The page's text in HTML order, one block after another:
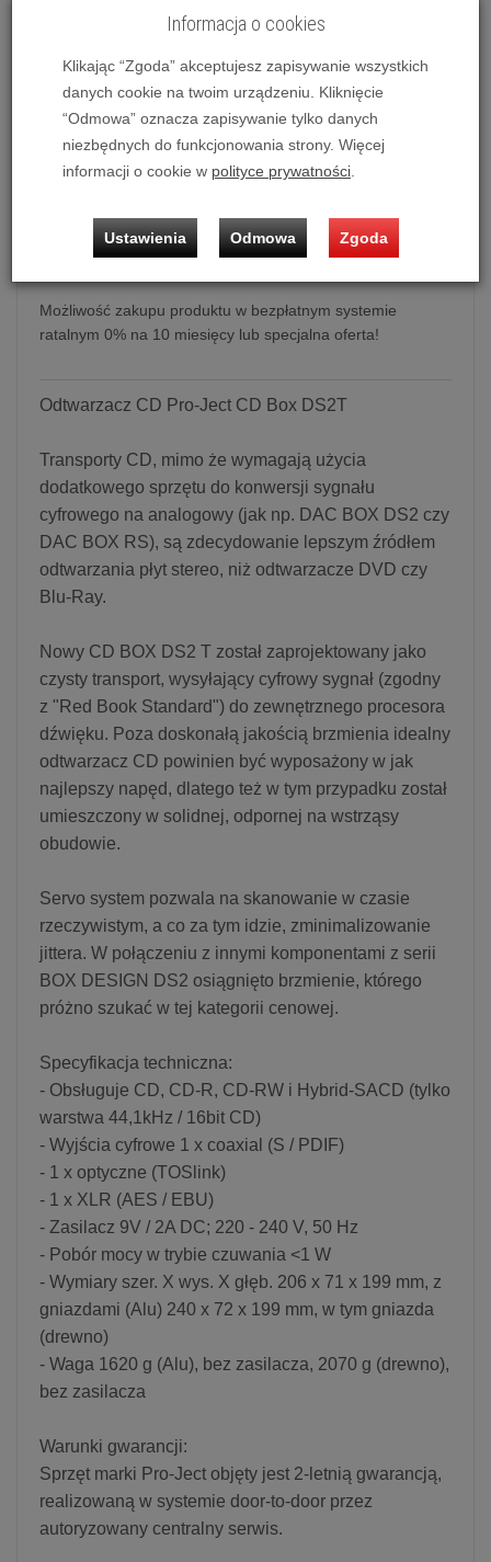
2 990,00 zł/ szt.
dodaj do koszyka
Odtwarzacz CD Pro-Ject CD Box DS2T (srebrny)
Możliwość zakupu produktu w bezpłatnym systemie
ratalnym 0% na 10 miesięcy lub specjalna oferta!
Odtwarzacz CD Pro-Ject CD Box DS2T
Transporty CD, mimo że wymagają użycia
dodatkowego sprzętu do konwersji sygnału
cyfrowego na analogowy (jak np. DAC BOX DS2 czy
DAC BOX RS), są zdecydowanie lepszym źródłem
odtwarzania płyt stereo, niż odtwarzacze DVD czy
Blu-Ray.
Nowy CD BOX DS2 T został zaprojektowany jako
czysty transport, wysyłający cyfrowy sygnał (zgodny
z "Red Book Standard") do zewnętrznego procesora
dźwięku. Poza doskonałą jakością brzmienia idealny
odtwarzacz CD powinien być wyposażony w jak
najlepszy napęd, dlatego też w tym przypadku został
umieszczony w solidnej, odpornej na wstrząsy
obudowie.
Servo system pozwala na skanowanie w czasie
rzeczywistym, a co za tym idzie, zminimalizowanie
jittera. W połączeniu z innymi komponentami z serii
BOX DESIGN DS2 osiągnięto brzmienie, którego
próżno szukać w tej kategorii cenowej.
Specyfikacja techniczna:
- Obsługuje CD, CD-R, CD-RW i Hybrid-SACD (tylko
warstwa 44,1kHz / 16bit CD)
- Wyjścia cyfrowe 1 x coaxial (S / PDIF)
- 1 x optyczne (TOSlink)
- 1 x XLR (AES / EBU)
- Zasilacz 9V / 2A DC; 220 - 240 V, 50 Hz
- Pobór mocy w trybie czuwania <1 W
- Wymiary szer. X wys. X głęb. 206 x 71 x 199 mm, z
gniazdami (Alu) 240 x 72 x 199 mm, w tym gniazda
(drewno)
- Waga 1620 g (Alu), bez zasilacza, 2070 g (drewno),
bez zasilacza
Warunki gwarancji:
Sprzęt marki Pro-Ject objęty jest 2-letnią gwarancją,
realizowaną w systemie door-to-door przez
autoryzowany centralny serwis.
Informacja o cookies
Klikając “Zgoda” akceptujesz zapisywanie wszystkich
danych cookie na twoim urządzeniu. Kliknięcie
“Odmowa” oznacza zapisywanie tylko danych
niezbędnych do funkcjonowania strony. Więcej
informacji o cookie w polityce prywatności.
Ustawienia Odmowa Zgoda